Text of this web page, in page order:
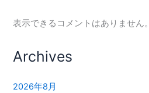
表示できるコメントはありません。
Archives
2026年8月